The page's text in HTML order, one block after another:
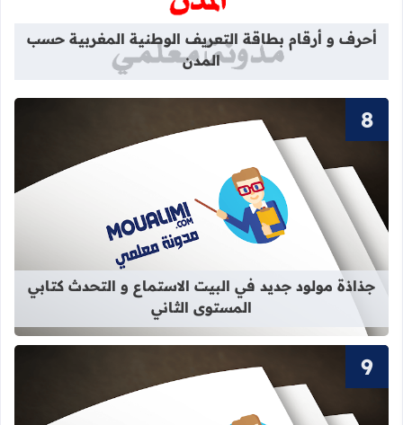
أحرف و أرقام بطاقة التعريف الوطنية المغربية حسب
المدن
قراءة المزيد عن جذاذة مولود جديد
جذاذة مولود جديد في البيت الاستماع و التحدث كتابي
المستوى الثاني